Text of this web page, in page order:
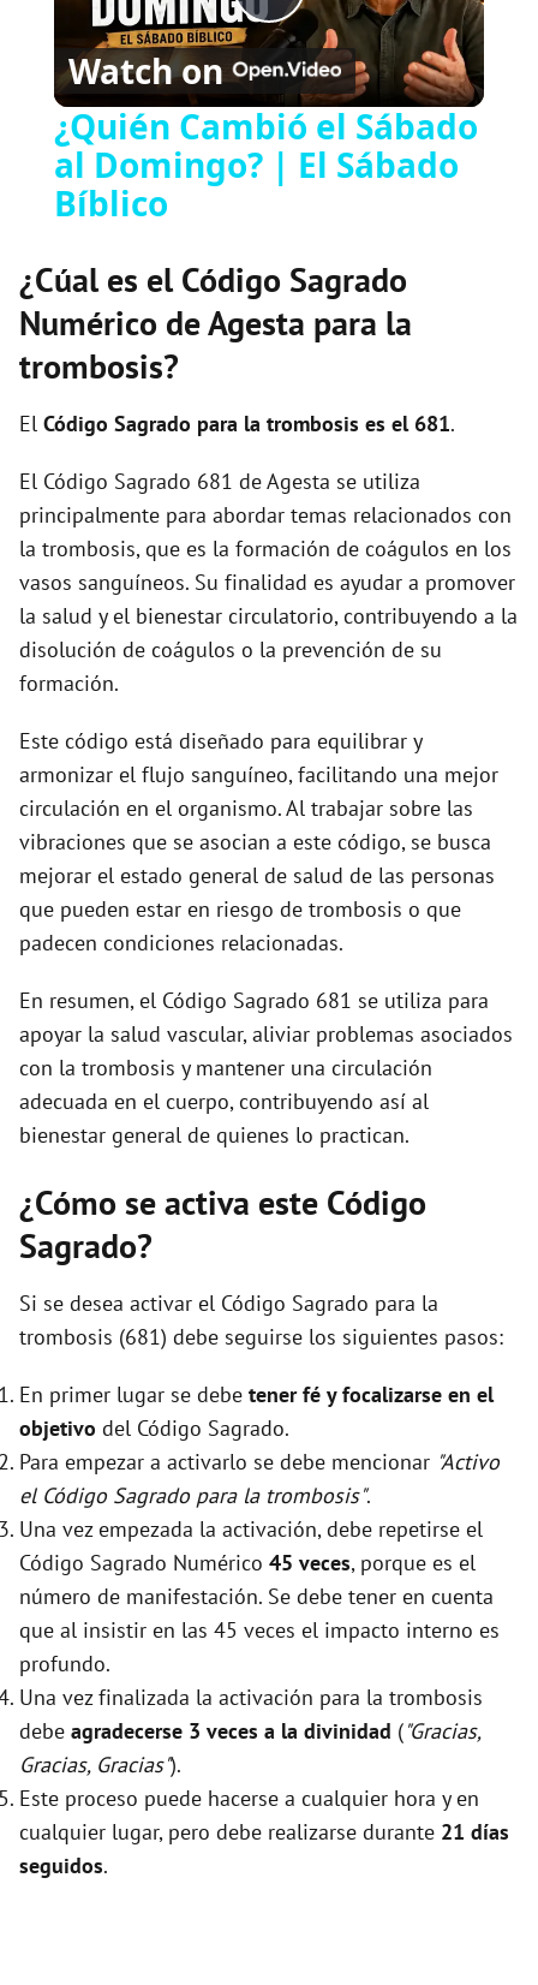
Play
Video
Watch on
¿Quién Cambió el Sábado
al Domingo? | El Sábado
Bíblico
¿Cúal es el Código Sagrado
Numérico de Agesta para la
trombosis?
El Código Sagrado para la trombosis es el 681.
El Código Sagrado 681 de Agesta se utiliza
principalmente para abordar temas relacionados con
la trombosis, que es la formación de coágulos en los
vasos sanguíneos. Su finalidad es ayudar a promover
la salud y el bienestar circulatorio, contribuyendo a la
disolución de coágulos o la prevención de su
formación.
Este código está diseñado para equilibrar y
armonizar el flujo sanguíneo, facilitando una mejor
circulación en el organismo. Al trabajar sobre las
vibraciones que se asocian a este código, se busca
mejorar el estado general de salud de las personas
que pueden estar en riesgo de trombosis o que
padecen condiciones relacionadas.
En resumen, el Código Sagrado 681 se utiliza para
apoyar la salud vascular, aliviar problemas asociados
con la trombosis y mantener una circulación
adecuada en el cuerpo, contribuyendo así al
bienestar general de quienes lo practican.
¿Cómo se activa este Código
Sagrado?
Si se desea activar el Código Sagrado para la
trombosis (681) debe seguirse los siguientes pasos:
En primer lugar se debe tener fé y focalizarse en el
objetivo del Código Sagrado.
Para empezar a activarlo se debe mencionar "Activo
el Código Sagrado para la trombosis".
Una vez empezada la activación, debe repetirse el
Código Sagrado Numérico 45 veces, porque es el
número de manifestación. Se debe tener en cuenta
que al insistir en las 45 veces el impacto interno es
profundo.
Una vez finalizada la activación para la trombosis
debe agradecerse 3 veces a la divinidad ("Gracias,
Gracias, Gracias").
Este proceso puede hacerse a cualquier hora y en
cualquier lugar, pero debe realizarse durante 21 días
seguidos.